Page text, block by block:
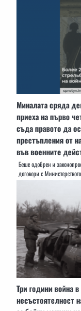
Миналата сряда
приеха на първо
съда правото да
престъпления от
във военните
Беше одобрен и
договори с
Три години война
несъстоятелност